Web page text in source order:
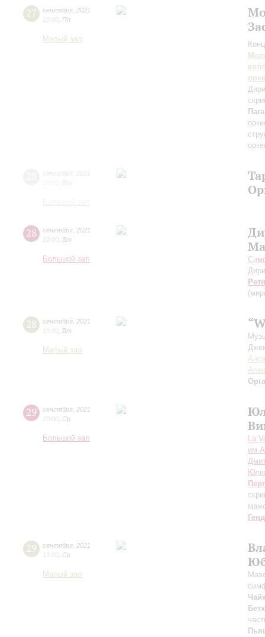
27 сентября 2021
19:00 Пн
Малый зал
28 сентября 2021
22:00 Вт
Большой зал
28 сентября 2021
19:00 Вт
Малый зал
29 сентября 2021
20:00 Ср
Большой зал
La
29 сентября 2021
19:00 Ср
Малый зал